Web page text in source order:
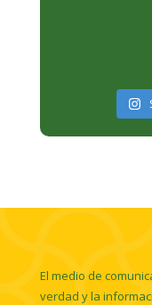
El medio de
verdad y la